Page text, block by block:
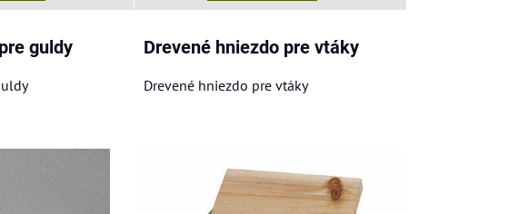
guldy Drevené hniezdo pre vtáky
Drevené hniezdo pre vtáky